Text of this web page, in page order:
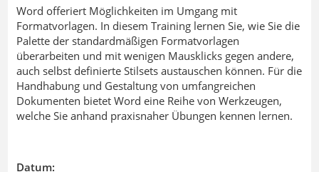
Word offeriert Möglichkeiten im Umgang mit
Formatvorlagen. In diesem Training lernen Sie, wie Sie die
Palette der standardmäßigen Formatvorlagen
überarbeiten und mit wenigen Mausklicks gegen andere,
auch selbst definierte Stilsets austauschen können. Für die
Handhabung und Gestaltung von umfangreichen
Dokumenten bietet Word eine Reihe von Werkzeugen,
welche Sie anhand praxisnaher Übungen kennen lernen.
Datum: